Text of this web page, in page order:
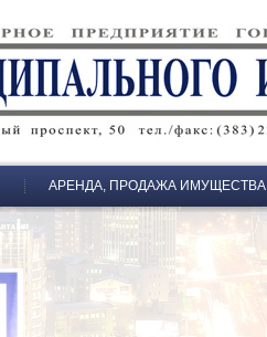
АРЕНДА, ПРОДАЖА ИМУЩЕСТВА